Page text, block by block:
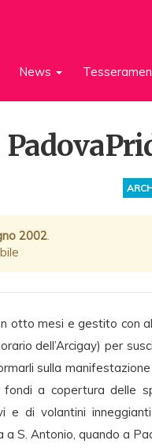
News
2002.
otto mesi e gestito con
dell’Arcigay) per
sulla manifestazione
a copertura delle
e di volantini
a S. Antonio, quando a